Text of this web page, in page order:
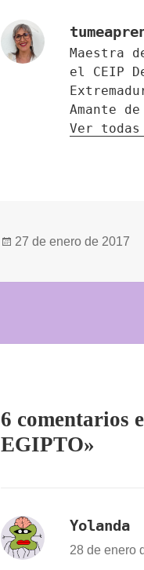
Maestra
el CEIP
Amante
Ver
Publicado
27 de enero de 2017
6 comentarios
EGIPTO»
Yolanda
28 de enero